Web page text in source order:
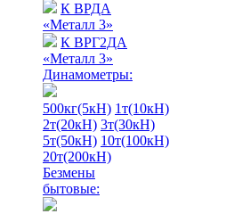
К ВРДА
«Металл 3»
К ВРГ2ДА
«Металл 3»
Динамометры:
500кг(5кН) 1т(10кН)
2т(20кН) 3т(30кН)
5т(50кН) 10т(100кН)
20т(200кН)
Безмены
бытовые: